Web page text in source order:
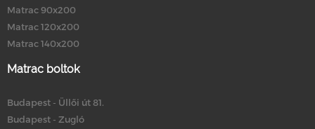
Matrac 90x200
Matrac 120x200
Matrac 140x200
Matrac boltok
Budapest - Üllői út 81.
Budapest - Zugló